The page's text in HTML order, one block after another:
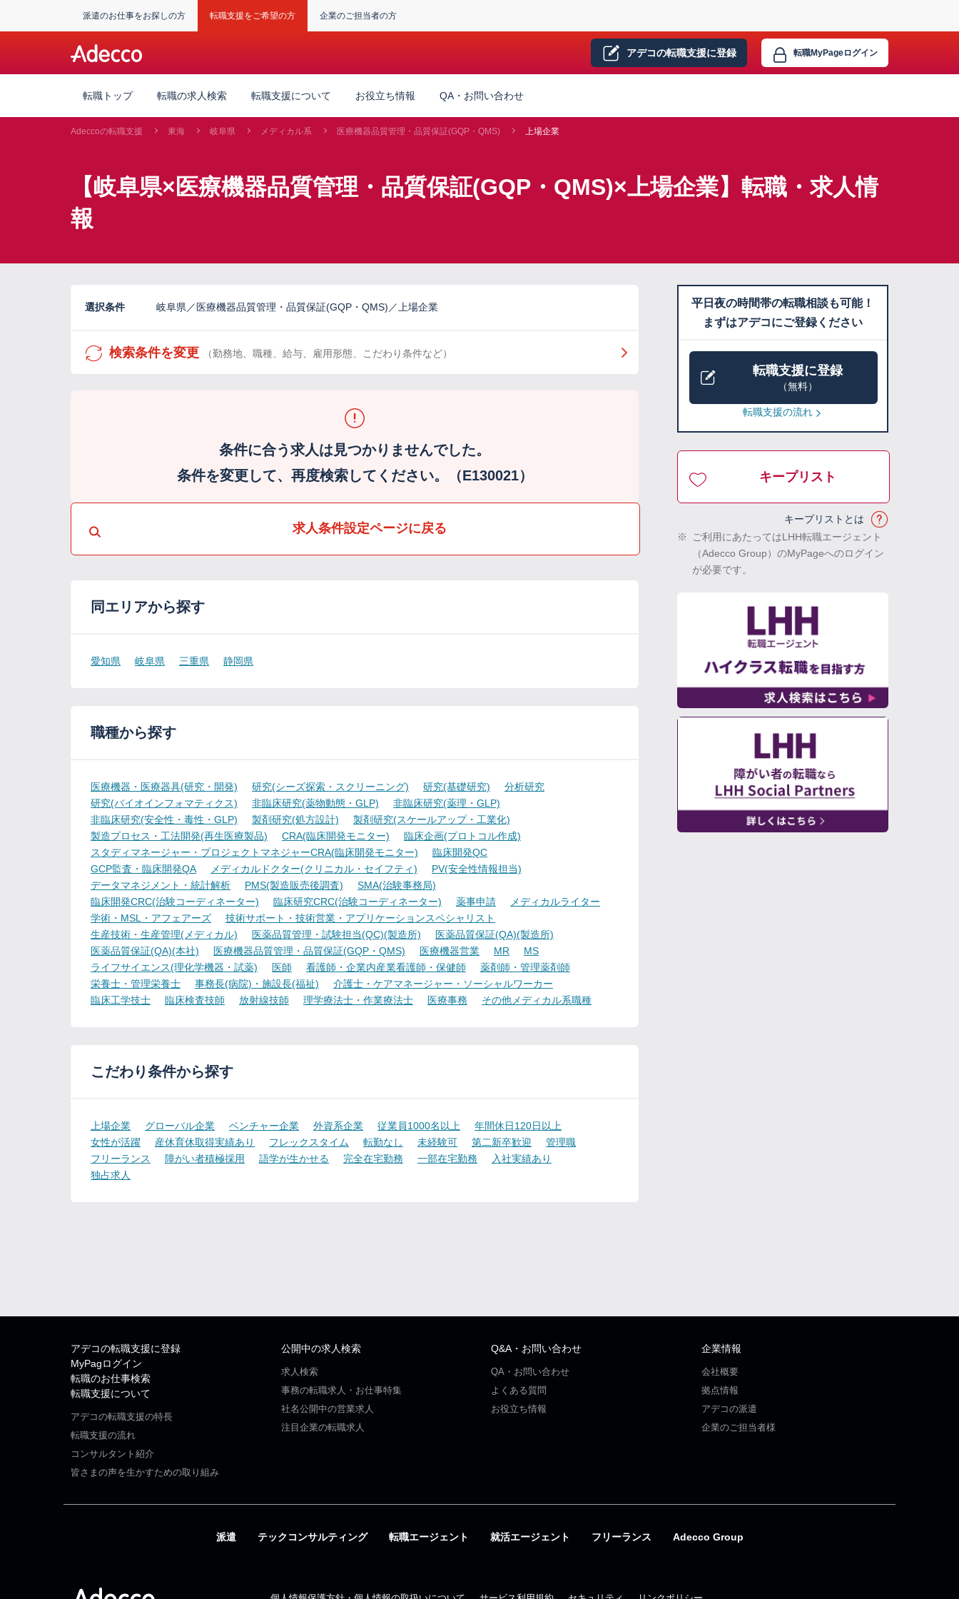
派遣のお仕事をお探しの方 転職支援をご希望の方 企業のご担当者の方
アデコの転職支援に登録 転職MyPageログイン
転職トップ 転職の求人検索 転職支援について お役立ち情報 QA・お問い合わせ
Adeccoの転職支援 東海 岐阜県 メディカル系 医療機器品質管理・品質保証(GQP・QMS) 上場企業
【岐阜県×医療機器品質管理・品質保証(GQP・QMS)×上場企業】転職・求人情
報
選択条件 岐阜県／医療機器品質管理・品質保証(GQP・QMS)／上場企業
検索条件を変更 （勤務地、職種、給与、雇用形態、こだわり条件など）
条件に合う求人は見つかりませんでした。
条件を変更して、再度検索してください。（E130021）
求人条件設定ページに戻る
同エリアから探す
愛知県 岐阜県 三重県 静岡県
職種から探す
医療機器・医療器具(研究・開発) 研究(シーズ探索・スクリーニング) 研究(基礎研究)
分析研究
研究(バイオインフォマティクス)
非臨床研究(薬物動態・GLP)
非臨床研究(薬理・GLP)
非臨床研究(安全性・毒性・GLP)
製剤研究(処方設計)
製剤研究(スケールアップ・工業化)
製造プロセス・工法開発(再生医療製品)
CRA(臨床開発モニター)
臨床企画(プロトコル作成)
スタディマネージャー・プロジェクトマネジャーCRA(臨床開発モニター)
臨床開発QC
GCP監査・臨床開発QA
メディカルドクター(クリニカル・セイフティ)
PV(安全性情報担当)
データマネジメント・統計解析
PMS(製造販売後調査)
SMA(治験事務局)
臨床開発CRC(治験コーディネーター)
臨床研究CRC(治験コーディネーター) 薬事申請
メディカルライター
学術・MSL・アフェアーズ
技術サポート・技術営業・アプリケーションスペシャリスト
生産技術・生産管理(メディカル)
医薬品質管理・試験担当(QC)(製造所)
医薬品質保証(QA)(製造所)
医薬品質保証(QA)(本社)
医療機器品質管理・品質保証(GQP・QMS) 医療機器営業 MR
MS
ライフサイエンス(理化学機器・試薬)
医師 看護師・企業内産業看護師・保健師
薬剤師・管理薬剤師
栄養士・管理栄養士
事務長(病院)・施設長(福祉)
介護士・ケアマネージャー・ソーシャルワーカー
臨床工学技士
臨床検査技師 放射線技師 理学療法士・作業療法士 医療事務 その他メディカル系職種
こだわり条件から探す
上場企業 グローバル企業 ベンチャー企業 外資系企業 従業員1000名以上
年間休日120日以上
女性が活躍
産休育休取得実績あり フレックスタイム 転勤なし 未経験可 第二新卒歓迎
管理職
フリーランス
障がい者積極採用 語学が生かせる 完全在宅勤務 一部在宅勤務
入社実績あり
独占求人
平日夜の時間帯の転職相談も可能！
まずはアデコにご登録ください
転職支援に登録
（無料）
転職支援の流れ
キープリスト
キープリストとは
※
ご利用にあたってはLHH転職エージェント
（Adecco Group）のMyPageへのログイン
が必要です。
アデコの転職支援に登録
MyPagログイン
転職のお仕事検索
転職支援について
アデコの転職支援の特長
転職支援の流れ
コンサルタント紹介
皆さまの声を生かすための取り組み
公開中の求人検索
求人検索
事務の転職求人・お仕事特集
社名公開中の営業求人
注目企業の転職求人
Q&A・お問い合わせ
QA・お問い合わせ
よくある質問
お役立ち情報
企業情報
会社概要
拠点情報
アデコの派遣
企業のご担当者様
派遣 テックコンサルティング 転職エージェント 就活エージェント フリーランス Adecco Group